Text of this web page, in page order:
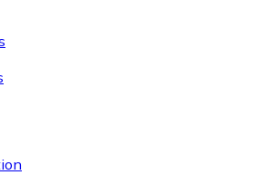
virement bancaire